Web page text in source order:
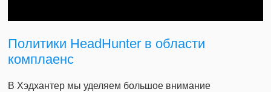
Политики HeadHunter в области
комплаенс
В Хэдхантер мы уделяем большое внимание